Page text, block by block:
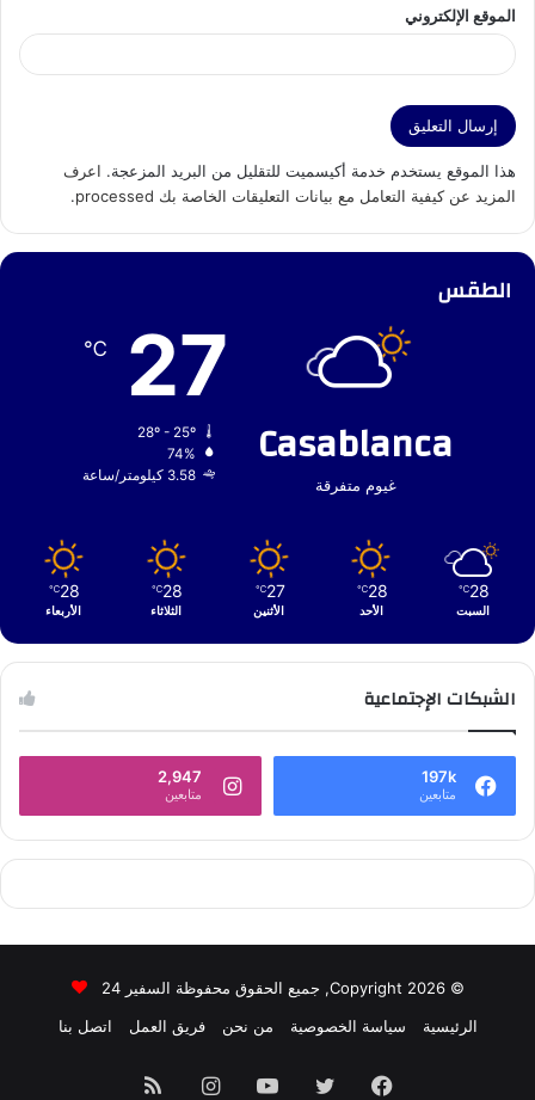
الموقع الإلكتروني
هذا الموقع يستخدم خدمة أكيسميت للتقليل من البريد المزعجة. اعرف
المزيد عن كيفية التعامل مع بيانات التعليقات الخاصة بك processed
.
الطقس
Casablanca
غيوم متفرقة
27
℃
74%
3.58 كيلومتر/ساعة
28
℃
السبت
28
℃
الأحد
27
℃
الأثنين
28
℃
الثلاثاء
28
℃
الأربعاء
الشبكات الإجتماعية
197k
متابعين
2,947
متابعين
© Copyright 2026, جميع الحقوق محفوظة السفير 24
الرئيسية
سياسة الخصوصية من نحن فريق العمل اتصل بنا
فيسبوك تويتر يوتيوبانستقرامملخص